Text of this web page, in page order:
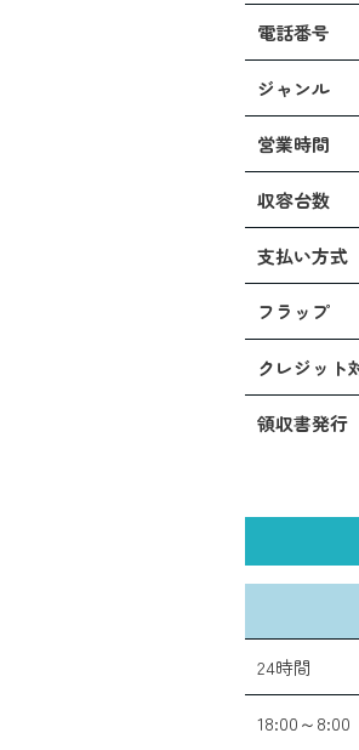
電話番号
ジャンル
営業時間
収容台数
支払い方式
フラップ
クレジット
領収書発行
24時間
18:00～8:00